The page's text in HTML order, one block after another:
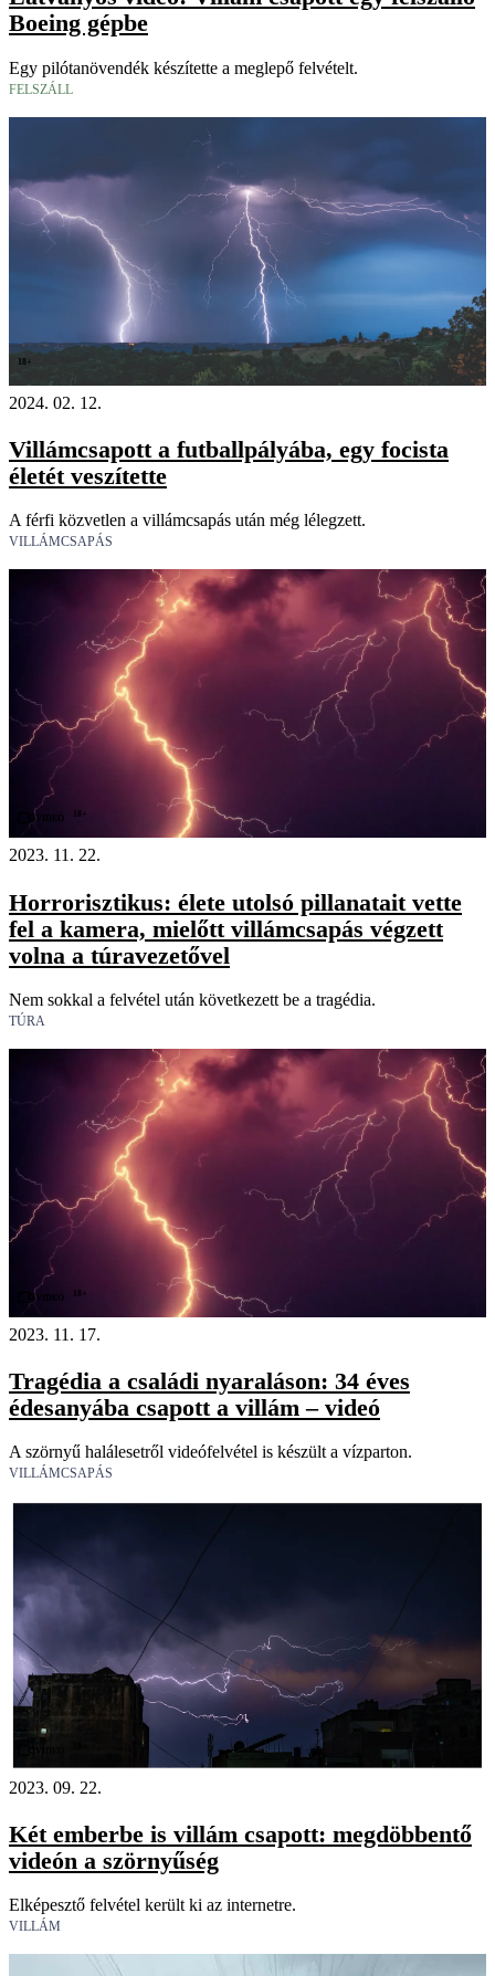
Boeing gépbe
Egy pilótanövendék készítette a meglepő felvételt.
FELSZÁLL
18+
2024. 02. 12.
Villámcsapott a futballpályába, egy focista
életét veszítette
A férfi közvetlen a villámcsapás után még lélegzett.
VILLÁMCSAPÁS
Videó 18+
2023. 11. 22.
Horrorisztikus: élete utolsó pillanatait vette
fel a kamera, mielőtt villámcsapás végzett
volna a túravezetővel
Nem sokkal a felvétel után következett be a tragédia.
TÚRA
Videó 18+
2023. 11. 17.
Tragédia a családi nyaraláson: 34 éves
édesanyába csapott a villám – videó
A szörnyű halálesetről videófelvétel is készült a vízparton.
VILLÁMCSAPÁS
2023. 09. 22.
Két emberbe is villám csapott: megdöbbentő
videón a szörnyűség
Elképesztő felvétel került ki az internetre.
VILLÁM